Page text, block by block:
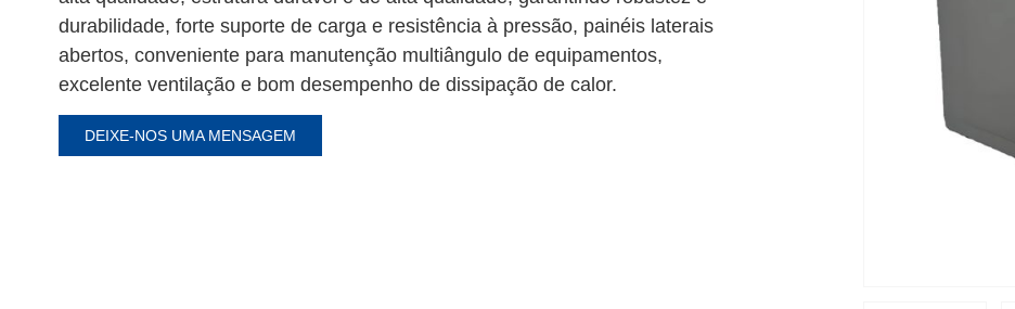
durabilidade, forte suporte de carga e resistência à pressão, painéis laterais
abertos, conveniente para manutenção multiângulo de equipamentos,
excelente ventilação e bom desempenho de dissipação de calor.
DEIXE-NOS UMA MENSAGEM